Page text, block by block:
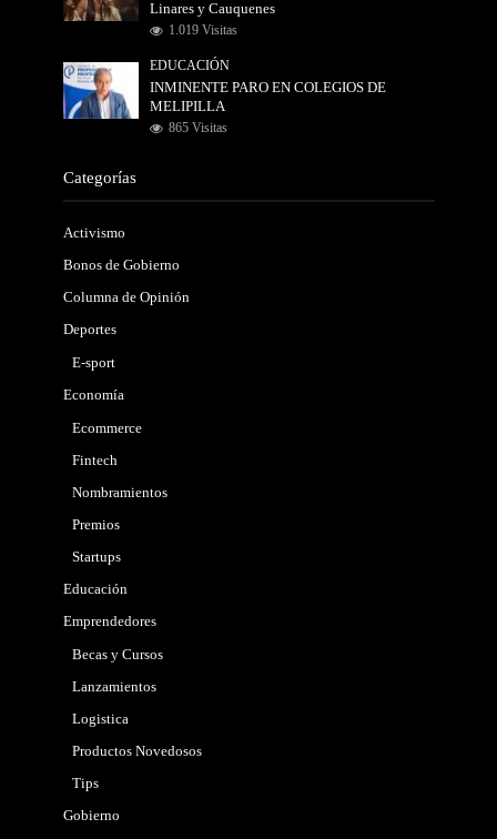
Linares y Cauquenes
1.019 Visitas
EDUCACIÓN
INMINENTE PARO EN COLEGIOS DE
MELIPILLA
865 Visitas
Categorías
Activismo
Bonos de Gobierno
Columna de Opinión
Deportes
E-sport
Economía
Ecommerce
Fintech
Nombramientos
Premios
Startups
Educación
Emprendedores
Becas y Cursos
Lanzamientos
Logistica
Productos Novedosos
Tips
Gobierno